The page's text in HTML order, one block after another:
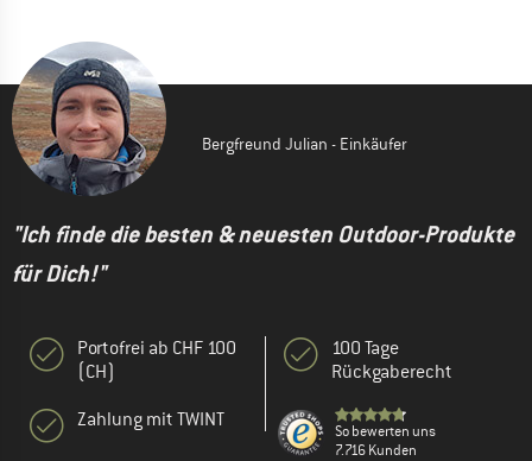
Bergfreund Julian - Einkäufer
"Ich finde die besten & neuesten Outdoor-Produkte
für Dich!"
Portofrei ab CHF 100
(CH)
Zahlung mit TWINT
100 Tage
Rückgaberecht
So bewerten uns
7.716 Kunden